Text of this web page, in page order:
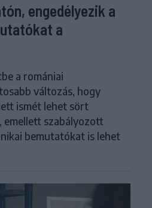
engedélyezik a
a
a romániai
változás, hogy
ismét lehet sört
emellett szabályozott
bemutatókat is lehet